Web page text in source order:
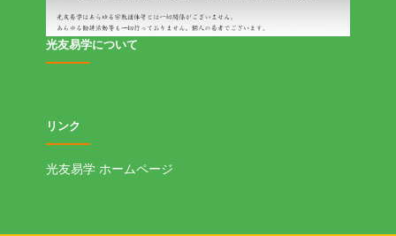
光友易学について
リンク
光友易学 ホームページ